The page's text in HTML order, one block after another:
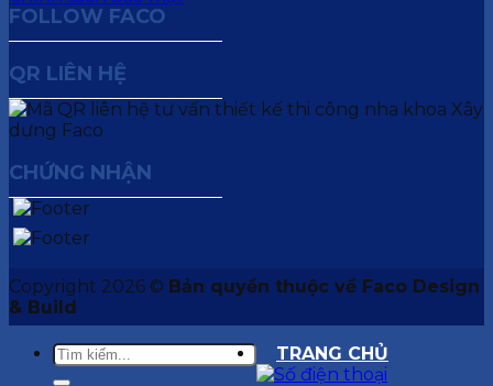
FOLLOW FACO
QR LIÊN HỆ
CHỨNG NHẬN
Copyright 2026 © Bản quyền thuộc về Faco Design
& Build
TRANG CHỦ